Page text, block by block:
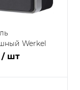
Werkel
с
/ шт